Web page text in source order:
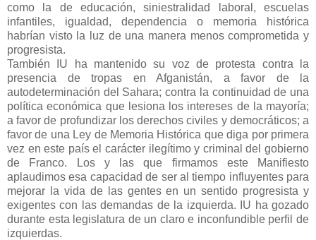
como la de educación, siniestralidad laboral, escuelas
infantiles, igualdad, dependencia o memoria histórica
habrían visto la luz de una manera menos comprometida y
progresista.
También IU ha mantenido su voz de protesta contra la
presencia de tropas en Afganistán, a favor de la
autodeterminación del Sahara; contra la continuidad de una
política económica que lesiona los intereses de la mayoría;
a favor de profundizar los derechos civiles y democráticos; a
favor de una Ley de Memoria Histórica que diga por primera
vez en este país el carácter ilegítimo y criminal del gobierno
de Franco. Los y las que firmamos este Manifiesto
aplaudimos esa capacidad de ser al tiempo influyentes para
mejorar la vida de las gentes en un sentido progresista y
exigentes con las demandas de la izquierda. IU ha gozado
durante esta legislatura de un claro e inconfundible perfil de
izquierdas.